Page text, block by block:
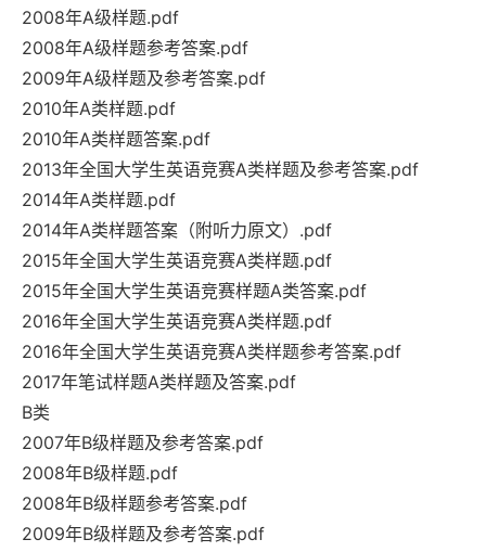
2008年A级样题.pdf
2008年A级样题参考答案.pdf
2009年A级样题及参考答案.pdf
2010年A类样题.pdf
2010年A类样题答案.pdf
2013年全国大学生英语竞赛A类样题及参考答案.pdf
2014年A类样题.pdf
2014年A类样题答案（附听力原文）.pdf
2015年全国大学生英语竞赛A类样题.pdf
2015年全国大学生英语竞赛样题A类答案.pdf
2016年全国大学生英语竞赛A类样题.pdf
2016年全国大学生英语竞赛A类样题参考答案.pdf
2017年笔试样题A类样题及答案.pdf
B类
2007年B级样题及参考答案.pdf
2008年B级样题.pdf
2008年B级样题参考答案.pdf
2009年B级样题及参考答案.pdf